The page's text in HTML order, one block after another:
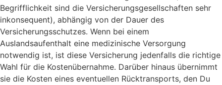
Begrifflichkeit sind die Versicherungsgesellschaften sehr
inkonsequent), abhängig von der Dauer des
Versicherungsschutzes. Wenn bei einem
Auslandsaufenthalt eine medizinische Versorgung
notwendig ist, ist diese Versicherung jedenfalls die richtige
Wahl für die Kostenübernahme. Darüber hinaus übernimmt
sie die Kosten eines eventuellen Rücktransports, den Du